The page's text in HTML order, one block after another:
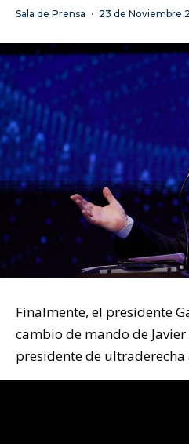
Sala de Prensa · 23 de Noviembre
Finalmente, el presidente
cambio de mando de
presidente de ultraderecha